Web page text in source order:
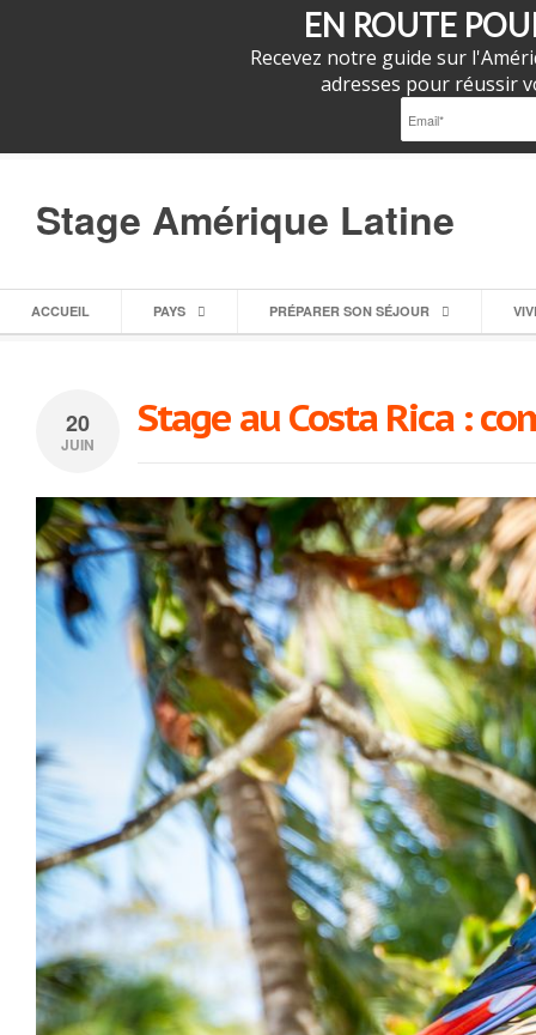
Stage Amérique Latine
ACCUEIL PAYS PRÉPARER SON SÉJOUR
20
JUIN
Stage au Costa Rica :
EN ROUTE
Recevez notre guide sur
adresses pour réussir